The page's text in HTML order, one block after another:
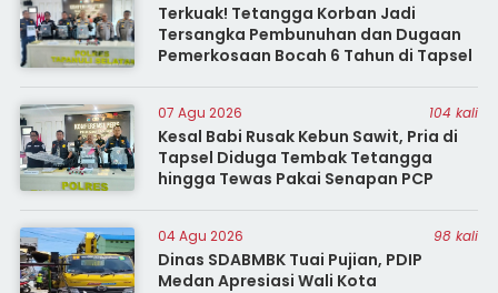
Terkuak! Tetangga Korban Jadi
Tersangka Pembunuhan dan Dugaan
Pemerkosaan Bocah 6 Tahun di Tapsel
07 Agu 2026 104 kali
Kesal Babi Rusak Kebun Sawit, Pria di
Tapsel Diduga Tembak Tetangga
hingga Tewas Pakai Senapan PCP
04 Agu 2026 98 kali
Dinas SDABMBK Tuai Pujian, PDIP
Medan Apresiasi Wali Kota